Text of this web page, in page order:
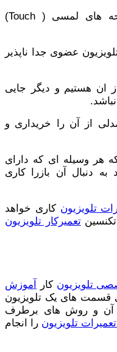
برخی دیگر دارای تکنولوژی صفحه های لمسی ( Touch)
عضوی جدا ناپذیر
ان هستیم و دیگر جایی
از آن را خریداری و
وسیله ای که دارای
دنبال آن بازرا کاری
تلویزیون کاری خواهد
تکنسینتعمیرکار تلویزیون
تلویزیون کار
آموزش
قسمت های یک تلویزیون
آن و روش های برطرف
تعمیرات تلویزیون را انجام